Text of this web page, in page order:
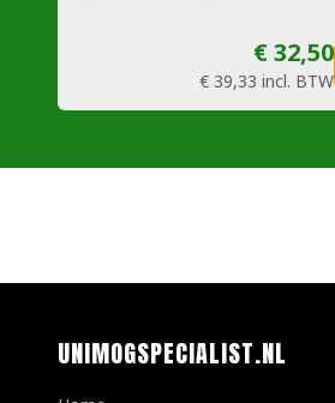
€ 32,50
€ 39,33 incl. BTW
UNIMOGSPECIALIST.NL